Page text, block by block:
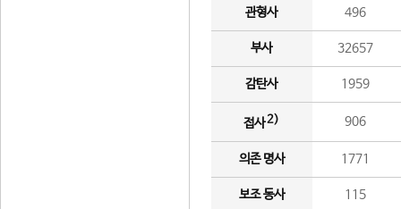
관형사 496
부사 32657
감탄사 1959
접사2) 906
의존 명사 1771
보조 동사 115